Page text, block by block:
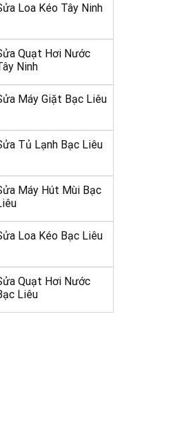
Loa Kéo Tây Ninh
Quạt Hơi Nước
Ninh
Máy Giặt Bạc Liêu
Tủ Lạnh Bạc Liêu
Máy Hút Mùi Bạc
Loa Kéo Bạc Liêu
Quạt Hơi Nước
Liêu